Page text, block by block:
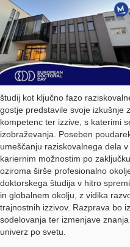
študij kot ključno fazo
gostje predstavile svoje izkušnje
kompetenc ter izzive, s katerimi
izobraževanja. Poseben
umeščanju raziskovalnega dela
kariernim možnostim po
oziroma širše profesionalno
doktorskega študija v hitro
in globalnem okolju, z vidika
trajnostnih izzivov. Razprava bo
sodelovanja ter izmenjave
univerz po svetu.